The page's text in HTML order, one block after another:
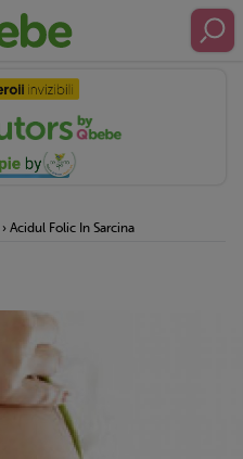
› Acidul Folic In Sarcina